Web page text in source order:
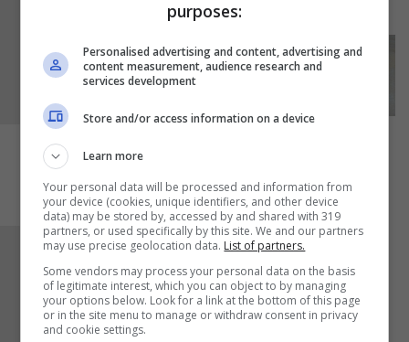
Continuate unendo ancora ilpepe nero
macinato ed un pizzico disalee versate nel
wok insieme alla carne, alzate la fiamma e
saltate la carne di tanto in tanto per
purposes:
Personalised advertising and content, advertising and
content measurement, audience research and
services development
Store and/or access information on a device
Learn more
Your personal data will be processed and information from
your device (cookies, unique identifiers, and other device
data) may be stored by, accessed by and shared with 319
partners, or used specifically by this site. We and our partners
may use precise geolocation data. List of partners.
Some vendors may process your personal data on the basis
of legitimate interest, which you can object to by managing
your options below. Look for a link at the bottom of this page
or in the site menu to manage or withdraw consent in privacy
and cookie settings.